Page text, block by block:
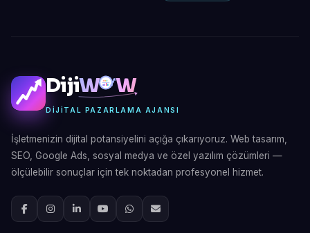
DijiW W
DIJITAL PAZARLAMA AJANSI
İşletmenizin dijital potansiyelini açığa çıkarıyoruz. Web tasarım,
SEO, Google Ads, sosyal medya ve özel yazılım çözümleri —
ölçülebilir sonuçlar için tek noktadan profesyonel hizmet.